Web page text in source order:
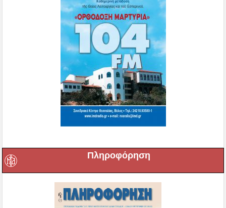
Πληροφόρηση